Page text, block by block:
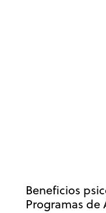
Beneficios
Programas de